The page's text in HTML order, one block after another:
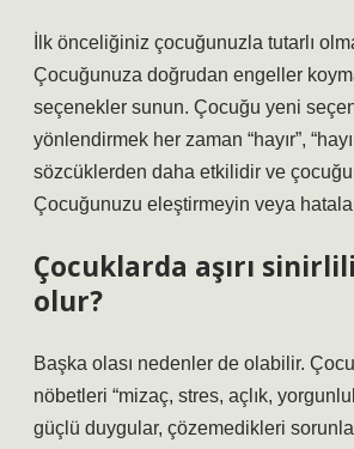
İlk önceliğiniz çocuğunuzla tutarlı
Çocuğunuza doğrudan engeller
seçenekler sunun. Çocuğu yeni
yönlendirmek her zaman “hayır”,
sözcüklerden daha etkilidir ve
Çocuğunuzu eleştirmeyin veya
Çocuklarda aşırı
olur?
Başka olası nedenler de olabilir.
nöbetleri “mizaç, stres, açlık,
güçlü duygular, çözemedikleri